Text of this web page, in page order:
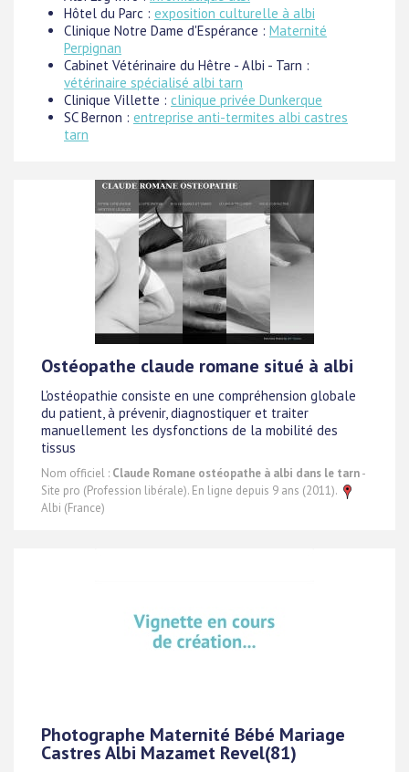
Hôtel du Parc : exposition culturelle à albi
Clinique Notre Dame d'Espérance : Maternité
Perpignan
Cabinet Vétérinaire du Hêtre - Albi - Tarn :
vétérinaire spécialisé albi tarn
Clinique Villette : clinique privée Dunkerque
SC Bernon : entreprise anti-termites albi castres
tarn
Ostéopathe claude romane situé à albi
L'ostéopathie consiste en une compréhension globale
du patient, à prévenir, diagnostiquer et traiter
manuellement les dysfonctions de la mobilité des
tissus
Nom officiel : Claude Romane ostéopathe à albi dans le tarn-
Site pro (Profession libérale). En ligne depuis 9 ans (2011).
Albi (France)
Photographe Maternité Bébé Mariage
Castres Albi Mazamet Revel(81)